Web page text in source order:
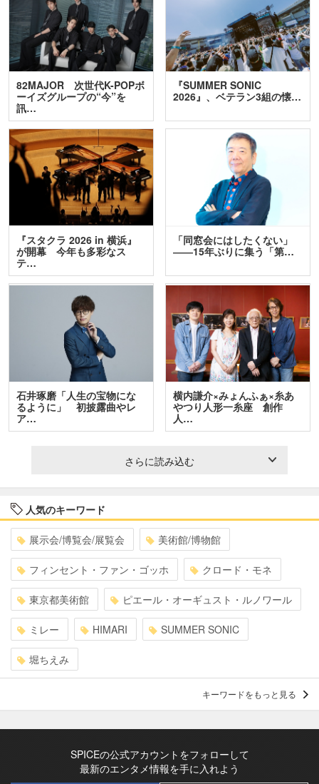
82MAJOR 次世代K-POPボ
ーイズグループの“今”を
訊…
『SUMMER SONIC
2026』、ベテラン3組の懐…
『スタクラ 2026 in 横浜』
が開幕 今年も多彩なス
テ…
「同窓会にはしたくない」
――15年ぶりに集う「第…
石井琢磨「人生の宝物にな
るように」 初披露曲やレ
ア…
横内謙介×みょんふぁ×糸あ
やつり人形一糸座 創作
人…
さらに読み込む
人気のキーワード
展示会/博覧会/展覧会 美術館/博物館
フィンセント・ファン・ゴッホ クロード・モネ
東京都美術館 ピエール・オーギュスト・ルノワール
ミレー HIMARI SUMMER SONIC
堀ちえみ
キーワードをもっと見る
SPICEの公式アカウントをフォローして
最新のエンタメ情報を手に入れよう